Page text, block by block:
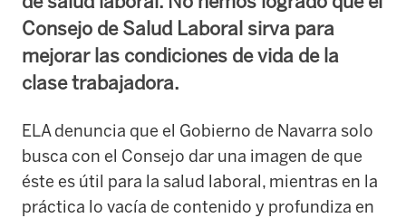
Consejo de Salud Laboral sirva para
mejorar las condiciones de vida de la
clase trabajadora.
ELA denuncia que el Gobierno de Navarra solo
busca con el Consejo dar una imagen de que
éste es útil para la salud laboral, mientras en la
práctica lo vacía de contenido y profundiza en